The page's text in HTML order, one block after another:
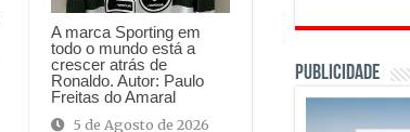
A marca Sporting em
todo o mundo está a
crescer atrás de
Ronaldo. Autor: Paulo
Freitas do Amaral
5 de Agosto de 2026
PUBLICIDADE